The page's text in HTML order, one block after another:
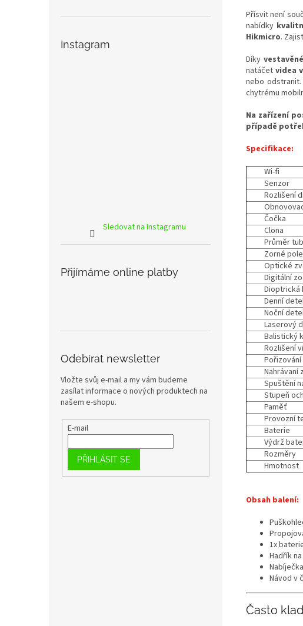
Instagram
Sledovat na Instagramu
Přijímáme online platby
Odebírat newsletter
Vložte svůj e-mail a my vám budeme
zasílat informace o nových produktech na
našem e-shopu.
E-mail
PŘIHLÁSIT SE
Přísvit není
nabídky
Hikmicro.
Díky
natáčet videa
nebo
chytrému
Na zařízení
případě
Specifikace:
Wi-fi
Senzor
Rozlišení
Čočka
Clona
Průměr
Zorné pole
Optické
Digitální
Dioptrická
Denní
Noční
Laserový
Balistický
Rozlišení
Nahrávaní
Spuštění
Stupeň
Paměť
Provozní
Baterie
Výdrž
Rozměry
Hmotnost
Obsah balení:
1x
Hadřík
Návod v
Často